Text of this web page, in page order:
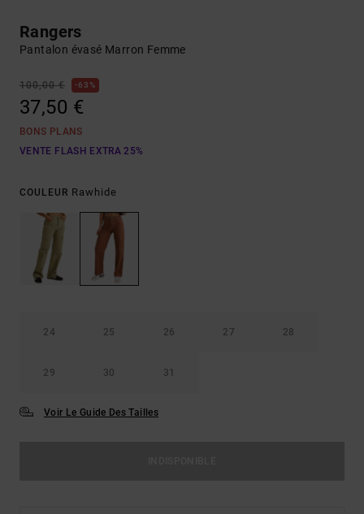
Rangers
Pantalon évasé Marron Femme
100,00 € 63%
37,50 €
BONS PLANS
VENTE FLASH EXTRA 25%
COULEUR Rawhide
24 25 26 27 28
29 30 31
Voir Le Guide Des Tailles